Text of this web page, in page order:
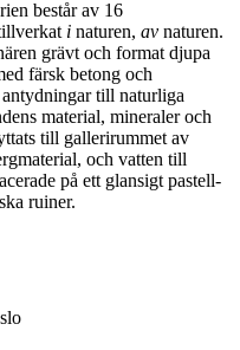
består av 16
i naturen, av naturen.
grävt och format djupa
färsk betong och
till naturliga
material, mineraler och
till gallerirummet av
och vatten till
på ett glansigt pastell-
ruiner.